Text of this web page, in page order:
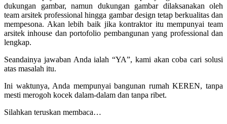
dukungan gambar, namun dukungan gambar dilaksanakan oleh
team arsitek professional hingga gambar design tetap berkualitas dan
mempesona. Akan lebih baik jika kontraktor itu mempunyai team
arsitek inhouse dan portofolio pembangunan yang professional dan
lengkap.
Seandainya jawaban Anda ialah “YA”, kami akan coba cari solusi
atas masalah itu.
Ini waktunya, Anda mempunyai bangunan rumah KEREN, tanpa
mesti merogoh kocek dalam-dalam dan tanpa ribet.
Silahkan teruskan membaca…